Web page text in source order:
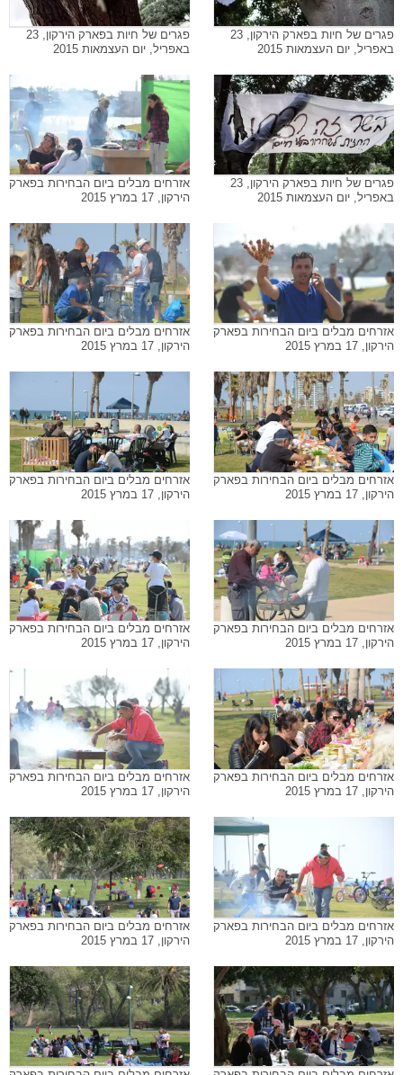
פגרים של חיות בפארק הירקון, 23
באפריל, יום העצמאות 2015
פגרים של חיות בפארק הירקון, 23
באפריל, יום העצמאות 2015
פגרים של חיות בפארק הירקון, 23
באפריל, יום העצמאות 2015
אזרחים מבלים ביום הבחירות בפארק
הירקון, 17 במרץ 2015
אזרחים מבלים ביום הבחירות בפארק
הירקון, 17 במרץ 2015
אזרחים מבלים ביום הבחירות בפארק
הירקון, 17 במרץ 2015
אזרחים מבלים ביום הבחירות בפארק
הירקון, 17 במרץ 2015
אזרחים מבלים ביום הבחירות בפארק
הירקון, 17 במרץ 2015
אזרחים מבלים ביום הבחירות בפארק
הירקון, 17 במרץ 2015
אזרחים מבלים ביום הבחירות בפארק
הירקון, 17 במרץ 2015
אזרחים מבלים ביום הבחירות בפארק
הירקון, 17 במרץ 2015
אזרחים מבלים ביום הבחירות בפארק
הירקון, 17 במרץ 2015
אזרחים מבלים ביום הבחירות בפארק
הירקון, 17 במרץ 2015
אזרחים מבלים ביום הבחירות בפארק
הירקון, 17 במרץ 2015